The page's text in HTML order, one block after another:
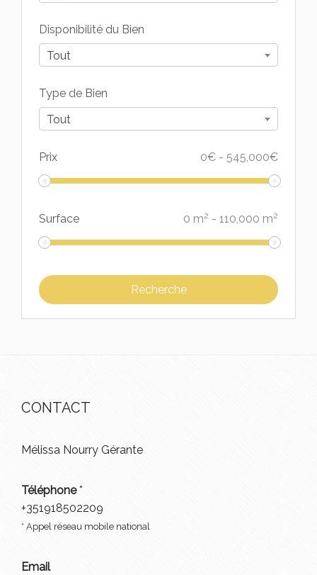
Disponibilité du Bien
Tout
Type de Bien
Tout
Prix 0€ - 545,000€
Surface 0 m2 - 110,000 m2
CONTACT
Mélissa Nourry Gérante
Téléphone*
+351918502209
* Appel réseau mobile national
Email